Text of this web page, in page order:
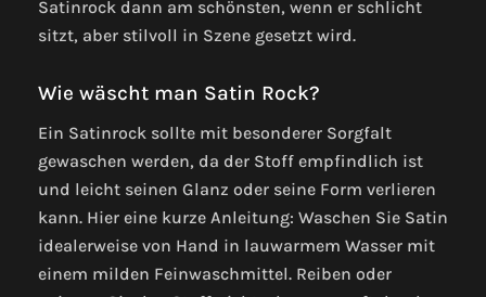
Satinrock dann am schönsten, wenn er schlicht
sitzt, aber stilvoll in Szene gesetzt wird.
Wie wäscht man Satin Rock?
Ein Satinrock sollte mit besonderer Sorgfalt
gewaschen werden, da der Stoff empfindlich ist
und leicht seinen Glanz oder seine Form verlieren
kann. Hier eine kurze Anleitung: Waschen Sie Satin
idealerweise von Hand in lauwarmem Wasser mit
einem milden Feinwaschmittel. Reiben oder